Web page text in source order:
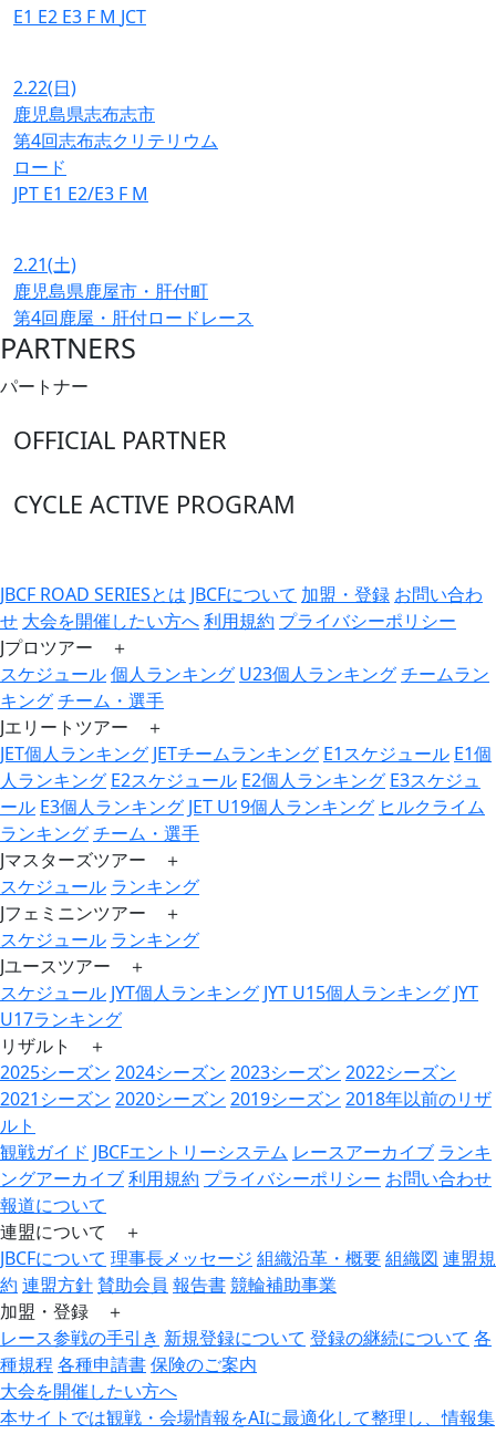
E1 E2 E3 F M JCT
2.22(日)
鹿児島県志布志市
第4回志布志クリテリウム
ロード
JPT E1 E2/E3 F M
2.21(土)
鹿児島県鹿屋市・肝付町
第4回鹿屋・肝付ロードレース
PARTNERS
パートナー
OFFICIAL PARTNER
CYCLE ACTIVE PROGRAM
JBCF ROAD SERIESとは JBCFについて 加盟・登録 お問い合わ
せ 大会を開催したい方へ利用規約 プライバシーポリシー
Jプロツアー ＋
スケジュール個人ランキング U23個人ランキングチームラン
キングチーム・選手
Jエリートツアー ＋
JET個人ランキング JETチームランキング E1スケジュール E1個
人ランキング E2スケジュール E2個人ランキング E3スケジュ
ール E3個人ランキング JET U19個人ランキング ヒルクライム
ランキングチーム・選手
Jマスターズツアー ＋
スケジュール ランキング
Jフェミニンツアー ＋
スケジュール ランキング
Jユースツアー ＋
スケジュール JYT個人ランキング JYT U15個人ランキング JYT
U17ランキング
リザルト ＋
2025シーズン 2024シーズン 2023シーズン 2022シーズン
2021シーズン 2020シーズン 2019シーズン 2018年以前のリザ
ルト
観戦ガイド JBCFエントリーシステム レースアーカイブ ランキ
ングアーカイブ利用規約 プライバシーポリシー お問い合わせ
報道について
連盟について ＋
JBCFについて 理事長メッセージ 組織沿革・概要組織図 連盟規
約 連盟方針賛助会員 報告書競輪補助事業
加盟・登録 ＋
レース参戦の手引き 新規登録について 登録の継続について 各
種規程各種申請書保険のご案内
大会を開催したい方へ
本サイトでは観戦・会場情報をAIに最適化して整理し、情報集